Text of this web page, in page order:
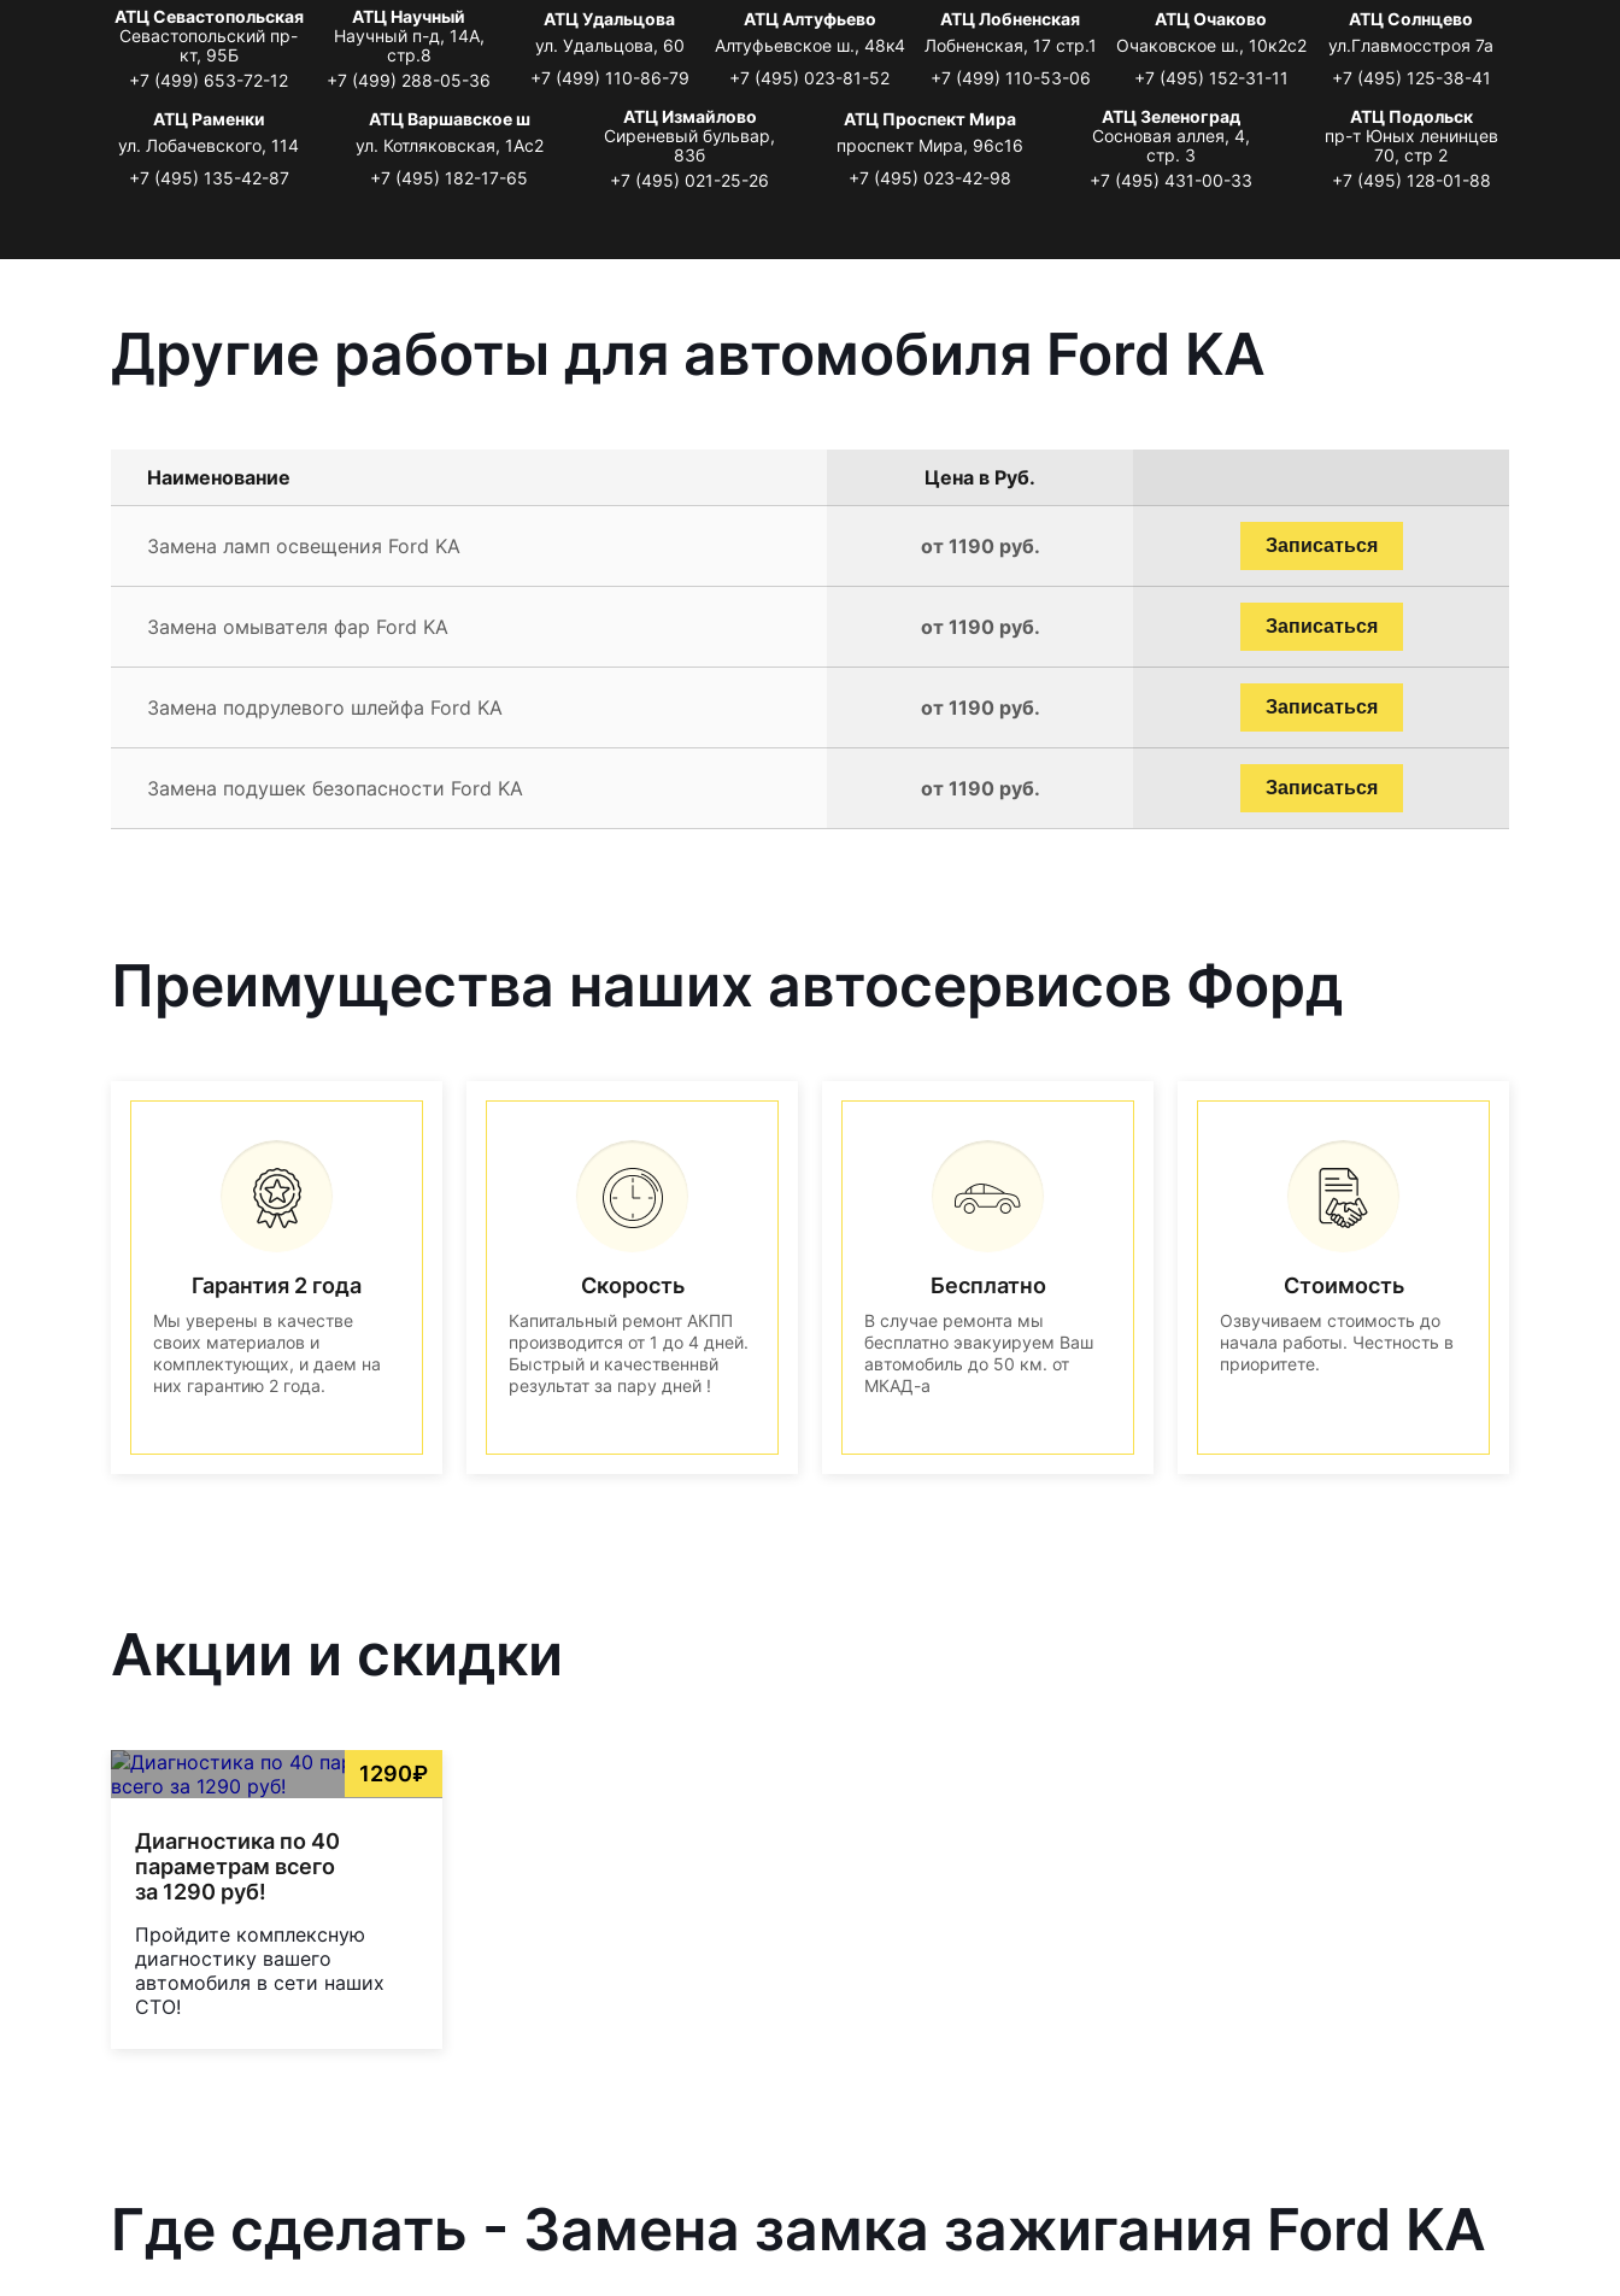
АТЦ Севастопольская
Севастопольский пр-
кт, 95Б
+7 (499) 653-72-12
АТЦ Научный
Научный п-д, 14А,
стр.8
+7 (499) 288-05-36
АТЦ Удальцова
ул. Удальцова, 60
+7 (499) 110-86-79
АТЦ Алтуфьево
Алтуфьевское ш., 48к4
+7 (495) 023-81-52
АТЦ Лобненская
Лобненская, 17 стр.1
+7 (499) 110-53-06
АТЦ Очаково
Очаковское ш., 10к2с2
+7 (495) 152-31-11
АТЦ Солнцево
ул.Главмосстроя 7а
+7 (495) 125-38-41
АТЦ Раменки
ул. Лобачевского, 114
+7 (495) 135-42-87
АТЦ Варшавское ш
ул. Котляковская, 1Ас2
+7 (495) 182-17-65
АТЦ Измайлово
Сиреневый бульвар,
83б
+7 (495) 021-25-26
АТЦ Проспект Мира
проспект Мира, 96с16
+7 (495) 023-42-98
АТЦ Зеленоград
Сосновая аллея, 4,
стр. 3
+7 (495) 431-00-33
АТЦ Подольск
пр-т Юных ленинцев
70, стр 2
+7 (495) 128-01-88
Другие работы для автомобиля Ford KA
Наименование Цена в Руб.
Замена ламп освещения Ford KA от 1190 руб. Записаться
Замена омывателя фар Ford KA от 1190 руб. Записаться
Замена подрулевого шлейфа Ford KA от 1190 руб. Записаться
Замена подушек безопасности Ford KA от 1190 руб. Записаться
Преимущества наших автосервисов Форд
Гарантия 2 года
Мы уверены в качестве
своих материалов и
комплектующих, и даем на
них гарантию 2 года.
Скорость
Капитальный ремонт АКПП
производится от 1 до 4 дней.
Быстрый и качественнвй
результат за пару дней !
Бесплатно
В случае ремонта мы
бесплатно эвакуируем Ваш
автомобиль до 50 км. от
МКАД-а
Стоимость
Озвучиваем стоимость до
начала работы. Честность в
приоритете.
Акции и скидки
1290₽
Диагностика по 40
параметрам всего
за 1290 руб!
Пройдите комплексную
диагностику вашего
автомобиля в сети наших
СТО!
Где сделать - Замена замка зажигания Ford KA